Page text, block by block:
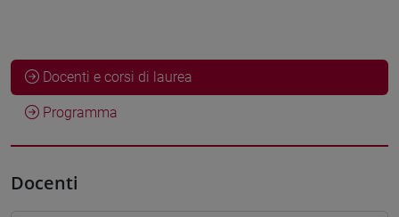
Docenti e corsi di laurea
Programma
Docenti